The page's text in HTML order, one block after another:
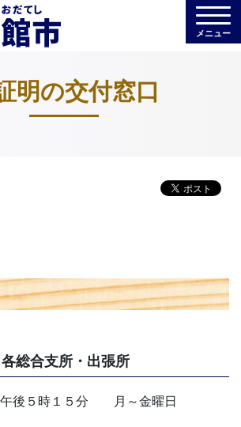
メニュー
明の交付窓口
総合支所・出張所
午後５時１５分 月～金曜日